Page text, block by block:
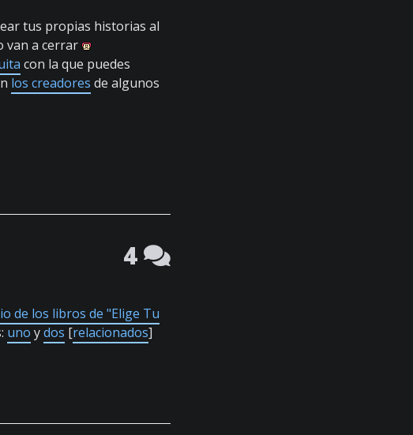
tus propias historias al
van a cerrar
con la que puedes
los creadores de algunos
4
de los libros de "Elige Tu
uno ydos [relacionados]